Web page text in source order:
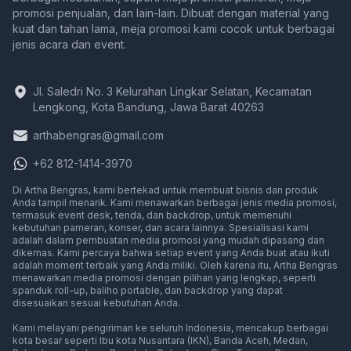
promosi penjualan, dan lain-lain. Dibuat dengan material yang
kuat dan tahan lama, meja promosi kami cocok untuk berbagai
jenis acara dan event.
Jl. Saledri No. 3 Kelurahan Lingkar Selatan, Kecamatan
Lengkong, Kota Bandung, Jawa Barat 40263
arthabengras@gmail.com
+62 812-1414-3970
Di Artha Bengras, kami bertekad untuk membuat bisnis dan produk
Anda tampil menarik. Kami menawarkan berbagai jenis media promosi,
termasuk event desk, tenda, dan backdrop, untuk memenuhi
kebutuhan pameran, konser, dan acara lainnya. Spesialisasi kami
adalah dalam pembuatan media promosi yang mudah dipasang dan
dikemas. Kami percaya bahwa setiap event yang Anda buat atau ikuti
adalah moment terbaik yang Anda miliki. Oleh karena itu, Artha Bengras
menawarkan media promosi dengan pilihan yang lengkap, seperti
spanduk roll-up, baliho portable, dan backdrop yang dapat
disesuaikan sesuai kebutuhan Anda.
Kami melayani pengiriman ke seluruh Indonesia, mencakup berbagai
kota besar seperti Media promosi di
Ibu kota Nusantara (IKN), Media promosi di
Banda Aceh, Media promosi
Medan,Media